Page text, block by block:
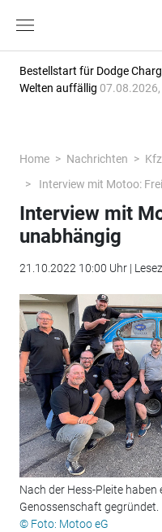
Bestellstart für Dodge
Welten auffällig
Home Nachrichten
Interview mit Motoo:
Interview mit
unabhängig
21.10.2022 10:00 Uhr |
Nach der Hess-Pleite
Genossenschaft gegründet.
© Foto: Motoo eG